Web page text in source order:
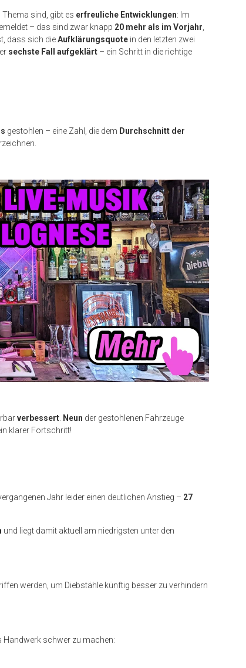
Thema sind, gibt es erfreuliche Entwicklungen: Im
– das sind zwar knapp 20 mehr als im Vorjahr
dass sich dieAufklärungsquote in den letzten zwei
sechste Fall aufgeklärt – ein Schritt in die richtige
gestohlen – eine Zahl, die dem Durchschnitt der
verbessert. Neun der gestohlenen Fahrzeuge
klarer Fortschritt!
Jahr leider einen deutlichen Anstieg – 27
und liegt damit aktuell am niedrigsten unter den
werden, um Diebstähle künftig besser zu verhindern
Handwerk schwer zu machen: